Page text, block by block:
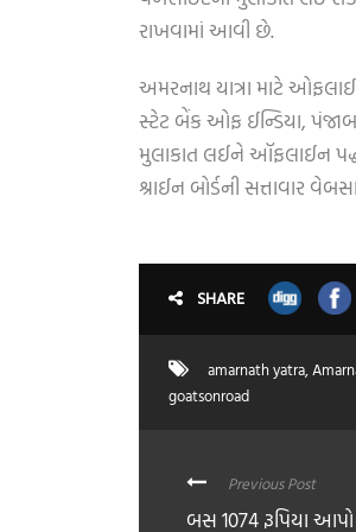
રાખવામાં આવી છે.
અમરનાથ યાત્રા માટે
સ્ટેટ બેંક ઓફ ઈન્ડિયા,
મુલાકાત લઈને ઑફલાઈન
શ્રાઈન બોર્ડની સત્તાવાર
SHARE
amarnath yatra,
goatsonroad
Previous Post
બસ 1074 રૂપિયા